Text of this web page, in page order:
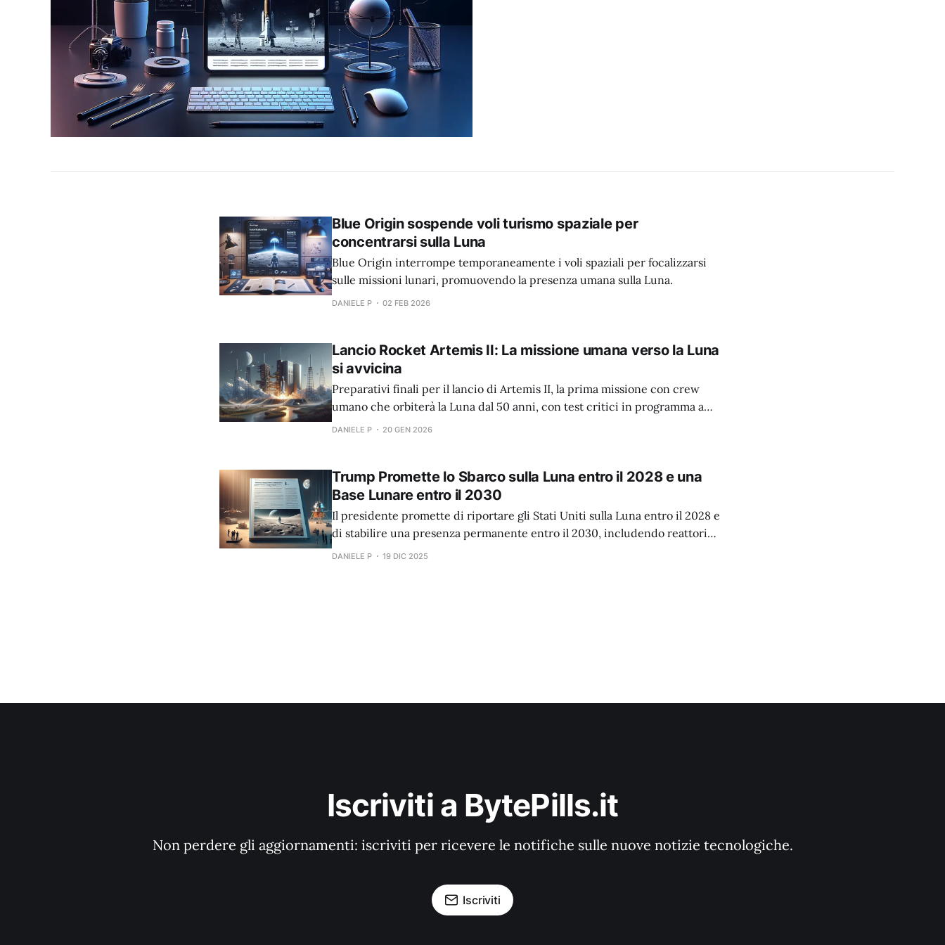
Blue Origin sospende voli turismo spaziale per
concentrarsi sulla Luna
Blue Origin interrompe temporaneamente i voli spaziali per focalizzarsi
sulle missioni lunari, promuovendo la presenza umana sulla Luna.
DANIELE P 02 FEB 2026
Lancio Rocket Artemis II: La missione umana verso la Luna
si avvicina
Preparativi finali per il lancio di Artemis II, la prima missione con crew
umano che orbiterà la Luna dal 50 anni, con test critici in programma a
febbraio.
DANIELE P 20 GEN 2026
Trump Promette lo Sbarco sulla Luna entro il 2028 e una
Base Lunare entro il 2030
Il presidente promette di riportare gli Stati Uniti sulla Luna entro il 2028 e
di stabilire una presenza permanente entro il 2030, includendo reattori
nucleari sulla superficie lunare.
DANIELE P 19 DIC 2025
Iscriviti a BytePills.it
Non perdere gli aggiornamenti: iscriviti per ricevere le notifiche sulle nuove notizie tecnologiche.
Iscriviti